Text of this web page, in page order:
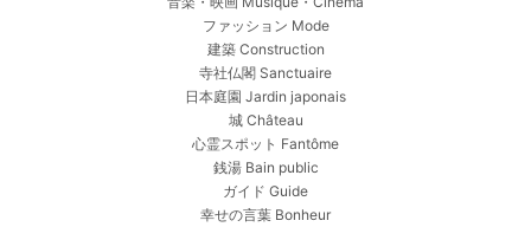
ファッション Mode
建築 Construction
寺社仏閣 Sanctuaire
日本庭園 Jardin japonais
城 Château
心霊スポット Fantôme
銭湯 Bain public
ガイド Guide
幸せの言葉 Bonheur